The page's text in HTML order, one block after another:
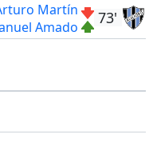
73'
Martín
Amado